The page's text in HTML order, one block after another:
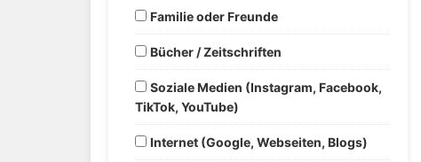
Familie oder Freunde
Bücher / Zeitschriften
Soziale Medien (Instagram, Facebook,
TikTok, YouTube)
Internet (Google, Webseiten, Blogs)